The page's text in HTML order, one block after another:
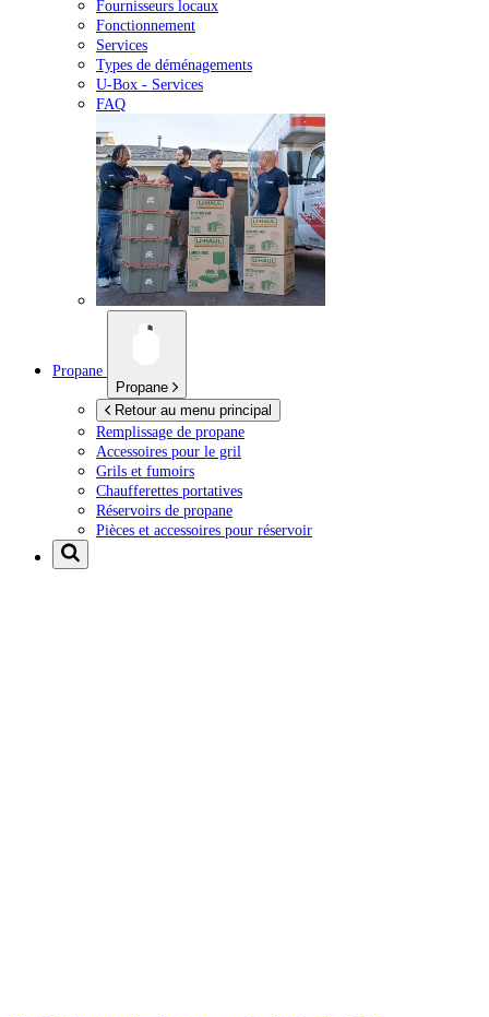
Fournisseurs locaux
Fonctionnement
Services
Types de déménagements
U-Box - Services
FAQ
Propane
Propane
Retour au menu principal
Remplissage de propane
Accessoires pour le gril
Grils et fumoirs
Chaufferettes portatives
Réservoirs de propane
Pièces et accessoires pour réservoir